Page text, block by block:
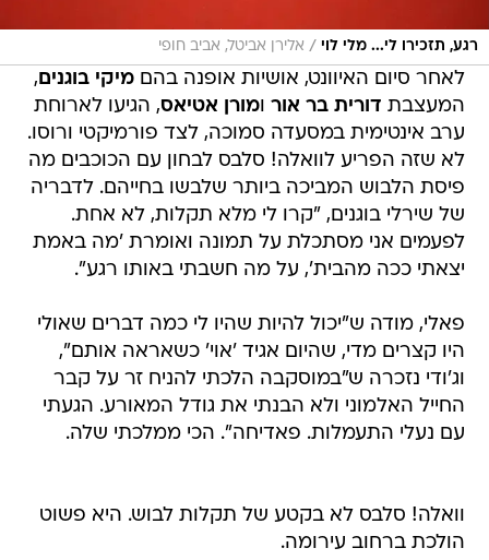
רגע, תזכירו לי... מלי לוי / אלירן אביטל, אביב חופי
לאחר סיום האיוונט, אושיות אופנה בהםמיקי בוגנים,
המעצבת דורית בר אור ומורן אטיאס, הגיעו לארוחת
ערב אינטימית במסעדה סמוכה, לצד פורמיקטי ורוסו.
לא שזה הפריע לוואלה! סלבס לבחון עם הכוכבים מה
פיסת הלבוש המביכה ביותר שלבשו בחייהם. לדבריה
של שירלי בוגנים, "קרו לי מלא תקלות, לא אחת.
לפעמים אני מסתכלת על תמונה ואומרת 'מה באמת
יצאתי ככה מהבית', על מה חשבתי באותו רגע".
פאלי, מודה ש"יכול להיות שהיו לי כמה דברים שאולי
היו קצרים מדי, שהיום אגיד 'אוי' כשאראה אותם",
וג'ודי נזכרה ש"במוסקבה הלכתי להניח זר על קבר
החייל האלמוני ולא הבנתי את גודל המאורע. הגעתי
עם נעלי התעמלות. פאדיחה". הכי ממלכתי שלה.
וואלה! סלבס לא בקטע של תקלות לבוש. היא פשוט
הולכת ברחוב עירומה.